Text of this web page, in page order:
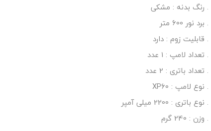
. رنگ بدنه : مشکی
. برد نور 600 متر
. قابلیت زوم : دارد
. تعداد لامپ : 1 عدد
. تعداد باتری : 2 عدد
. نوع لامپ : XP60
. نوع باتری : 2200 میلی آمپر
. وزن : 240 گرم